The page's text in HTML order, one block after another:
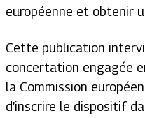
européenne et obtenir
Cette publication
concertation engagée
la Commission
d’inscrire le dispositif